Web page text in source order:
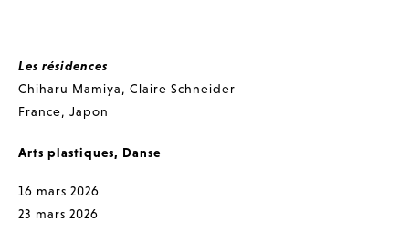
Les résidences
Chiharu Mamiya, Claire Schneider
France, Japon
Arts plastiques, Danse
16 mars 2026
23 mars 2026